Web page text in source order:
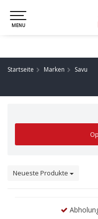
MENU
Startseite Marken Savu
Neueste Produkte